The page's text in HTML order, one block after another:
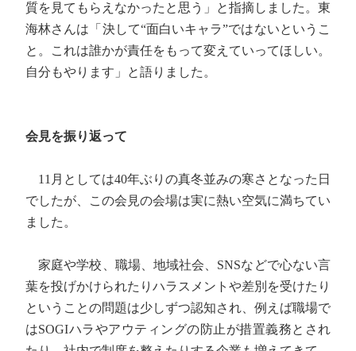
質を見てもらえなかったと思う」と指摘しました。東
海林さんは「決して“面白いキャラ”ではないというこ
と。これは誰かが責任をもって変えていってほしい。
自分もやります」と語りました。
会見を振り返って
11月としては40年ぶりの真冬並みの寒さとなった日
でしたが、この会見の会場は実に熱い空気に満ちてい
ました。
家庭や学校、職場、地域社会、SNSなどで心ない言
葉を投げかけられたりハラスメントや差別を受けたり
ということの問題は少しずつ認知され、例えば職場で
はSOGIハラやアウティングの防止が措置義務とされ